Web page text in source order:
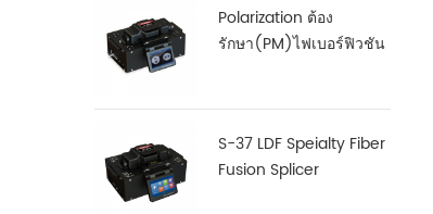
Polarization ต้อง
รักษา(PM)ไฟเบอร์ฟิวชัน
S-37 LDF Speialty Fiber
Fusion Splicer